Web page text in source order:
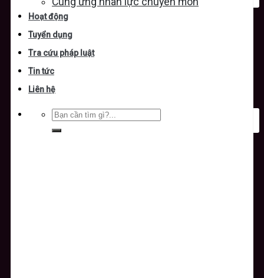
Hoạt động
Tuyển dụng
Tra cứu pháp luật
Tin tức
Liên hệ